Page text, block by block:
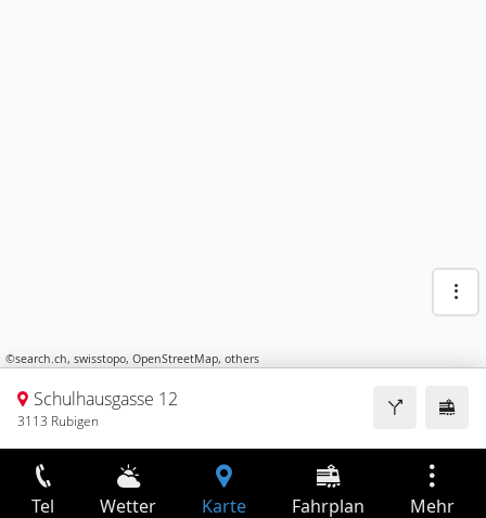
©search.ch, swisstopo, OpenStreetMap, others
Schulhausgasse 12
3113 Rubigen
Tel Wetter Karte Fahrplan Mehr